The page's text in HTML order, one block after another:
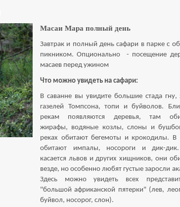
Масаи Мара полный день
Завтрак и полный день сафари в парке с
пикником. Опционально - посещение
масаев перед ужином
Что можно увидеть на сафари:
В саванне вы увидите большие стада гну,
газелей Томпсона, топи и буйволов.
рекам появляются деревья, там
жирафы, водяные козлы, слоны и
реках обитают бегемоты и крокодилы. В
обитают импалы, носороги и дик-
касается львов и других хищников, они
везде, но особенно любят густые заросли
Здесь можно увидеть всех
"большой африканской пятерки" (лев,
буйвол, носорог, слон).